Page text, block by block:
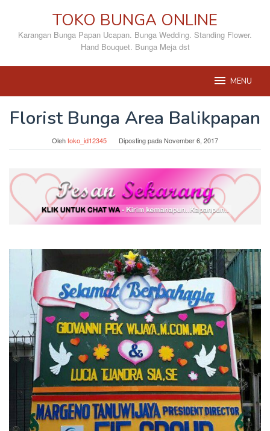
konten
TOKO BUNGA ONLINE
Karangan Bunga Papan Ucapan. Bunga Wedding. Standing Flower.
Hand Bouquet. Bunga Meja dst
MENU
Florist Bunga Area Balikpapan
Olehtoko_id12345 Diposting padaNovember 6, 2017